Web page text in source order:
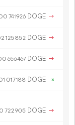
741926 DOGE →
125 852 DOGE →
656467 DOGE →
017188 DOGE ×
722905 DOGE →